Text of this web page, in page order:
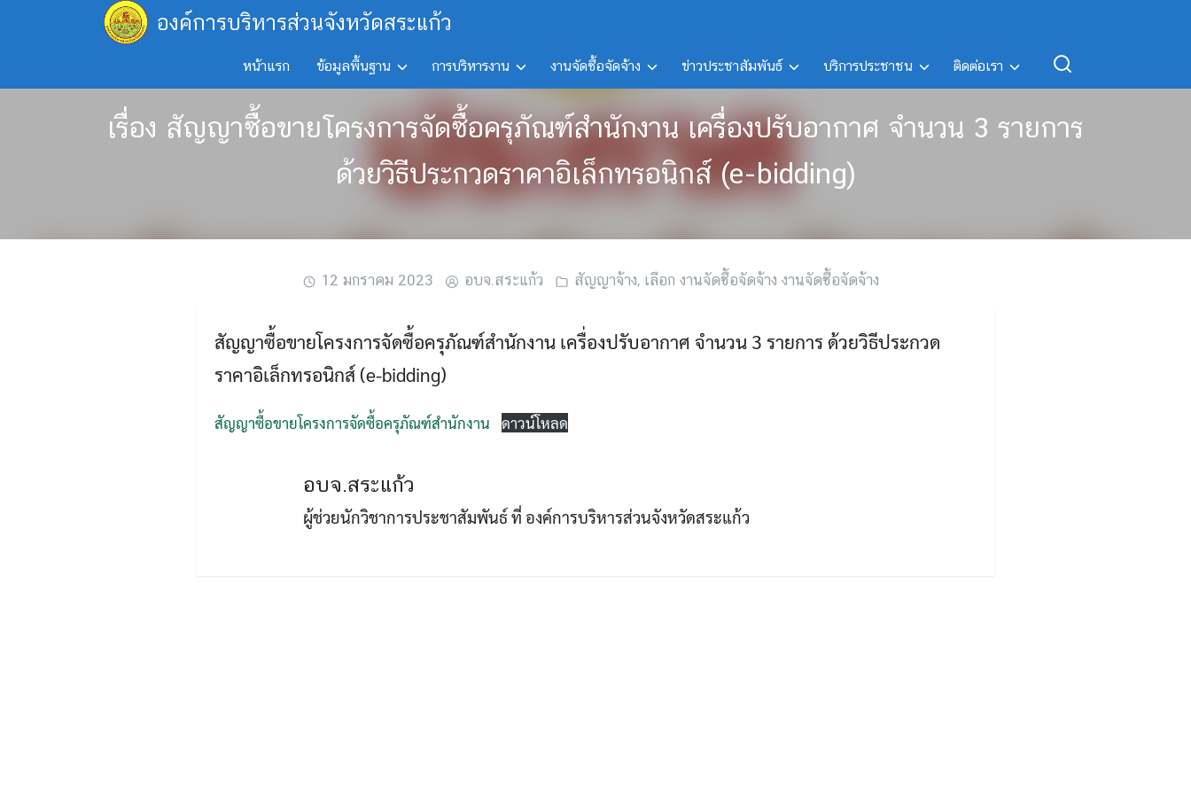
องค์การบริหารส่วนจังหวัดสระแก้ว
หน้าแรก ข้อมูลพื้นฐาน การบริหารงาน งานจัดซื้อจัดจ้าง ข่าวประชาสัมพันธ์ บริการประชาชน ติดต่อเรา
เรื่อง สัญญาซื้อขายโครงการจัดซื้อครุภัณฑ์สำนักงาน เครื่องปรับอากาศ จำนวน 3 รายการ
ด้วยวิธีประกวดราคาอิเล็กทรอนิกส์ (e-bidding)
12 มกราคม 2023 อบจ.สระแก้ว สัญญาจ้าง, เลือก งานจัดซื้อจัดจ้าง งานจัดซื้อจัดจ้าง
สัญญาซื้อขายโครงการจัดซื้อครุภัณฑ์สำนักงาน เครื่องปรับอากาศ จำนวน 3 รายการ ด้วยวิธีประกวด
ราคาอิเล็กทรอนิกส์ (e-bidding)
สัญญาซื้อขายโครงการจัดซื้อครุภัณฑ์สำนักงาน ดาวน์โหลด
อบจ.สระแก้ว
ผู้ช่วยนักวิชาการประชาสัมพันธ์ ที่ องค์การบริหารส่วนจังหวัดสระแก้ว